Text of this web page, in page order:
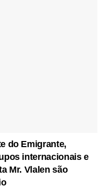
do Emigrante,
internacionais e
Mr. Vlalen são